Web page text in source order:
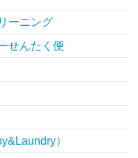
ーニング
せんたく便
）